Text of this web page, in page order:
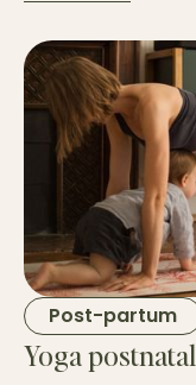
Post-partum
Yoga